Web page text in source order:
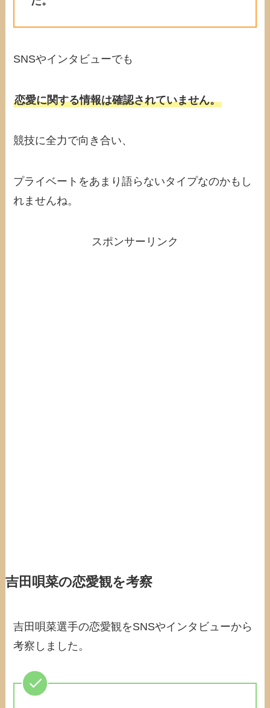
SNSやインタビューでも
恋愛に関する情報は確認されていません。
競技に全力で向き合い、
プライベートをあまり語らないタイプなのかもし
れませんね。
スポンサーリンク
吉田唄菜の恋愛観を考察
吉田唄菜選手の恋愛観をSNSやインタビューから
考察しました。